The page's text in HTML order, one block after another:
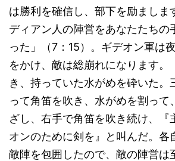
は勝利を確信し、部下を励ましま
ディアン人の陣営をあなたたちの
った」（7：15）。ギデオン軍は
をかけ、敵は総崩れになります。
き、持っていた水がめを砕いた。
って角笛を吹き、水がめを割って
ざし、右手で角笛を吹き続け、『
オンのために剣を』と叫んだ。各
敵陣を包囲したので、敵の陣営は